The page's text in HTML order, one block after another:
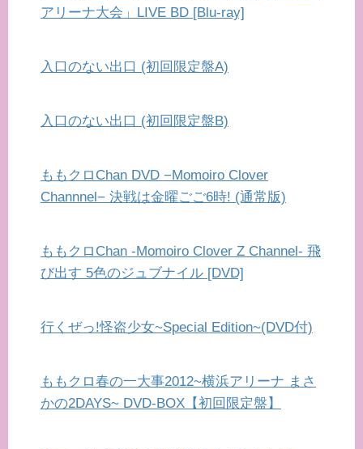
アリーナ大会」LIVE BD [Blu-ray]
入口のない出口 (初回限定盤A)
入口のない出口 (初回限定盤B)
ももクロChan DVD −Momoiro Clover
Channnel− 決戦は金曜ごご6時! (通常版)
ももクロChan -Momoiro Clover Z Channel- 飛
び出す 5色のジュブナイル [DVD]
行くぜっ!怪盗少女~Special Edition~(DVD付)
ももクロ春の一大事2012~横浜アリーナ まさ
かの2DAYS~ DVD-BOX【初回限定盤】